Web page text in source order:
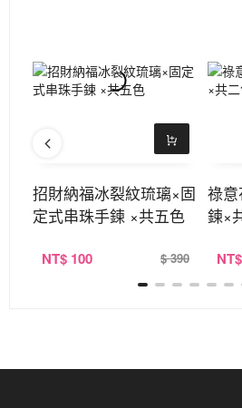
招財納福冰裂紋琉璃×固
定式串珠手鍊 ×共五色
NT$ 100 $ 390
祿
鍊×
NT